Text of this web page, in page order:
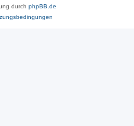
durch phpBB.de